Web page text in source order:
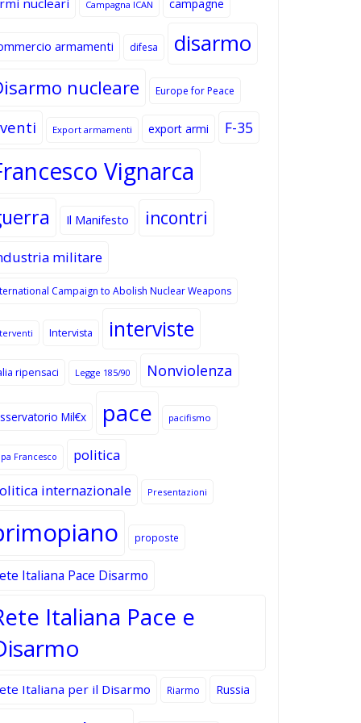
Campagna ICAN campagne
armamenti difesa disarmo
nucleare Europe for Peace
Export armamenti export armi F-35
Vignarca
Il Manifesto incontri
militare
Campaign to Abolish Nuclear Weapons
Intervista interviste
ripensaci Legge 185/90 Nonviolenza
Mil€x pace pacifismo
Francesco
politica
internazionale
Presentazioni
proposte
Italiana Pace Disarmo
Italiana Pace e
Italiana per il Disarmo Riarmo Russia